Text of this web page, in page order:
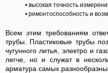
высокая точность
ремонтоспособность и
Всем этим требованиям
трубы. Пластиковые трубы
чугунного литья, электро и
легче, но и служат в
арматура самых